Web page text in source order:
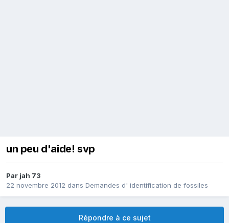
un peu d'aide! svp
Par jah 73
22 novembre 2012 dans Demandes d' identification de fossiles
Répondre à ce sujet